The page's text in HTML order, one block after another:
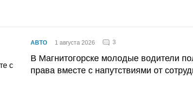
АВТО 1 августа 2026 3
В Магнитогорске молодые водители
права вместе с напутствиями от